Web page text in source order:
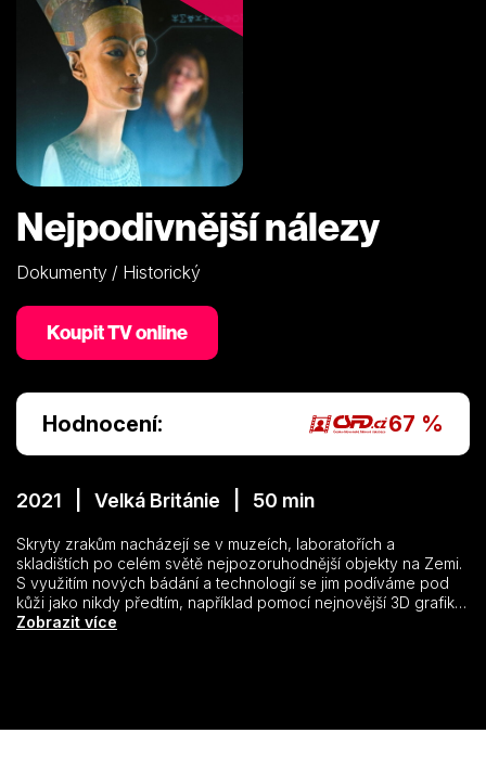
Nejpodivnější nálezy
Dokumenty / Historický
Koupit TV online
Hodnocení: 67 %
2021 | Velká Británie | 50 min
Skryty zrakům nacházejí se v muzeích, laboratořích a
skladištích po celém světě nejpozoruhodnější objekty na Zemi.
S využitím nových bádání a technologií se jim podíváme pod
kůži jako nikdy předtím, například pomocí nejnovější 3D grafiky,
díky níž rozložíme objekty na kousky, zaměříme se i na
Zobrazit více